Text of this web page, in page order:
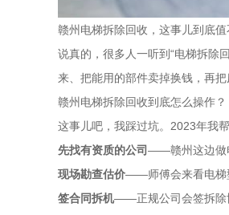
赣州电梯拆除回收，这事儿到底值
说真的，很多人一听到“电梯拆除
来、把能用的部件卖掉换钱，再
赣州电梯拆除回收到底怎么操作？
这事儿吧，我踩过坑。2023年我
先找有资质的公司——赣州这边做
现场勘查估价——师傅会来看电梯
签合同拆机——正规公司会签拆除